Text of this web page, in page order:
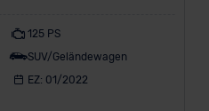
125 PS
SUV/Geländewagen
EZ: 01/2022